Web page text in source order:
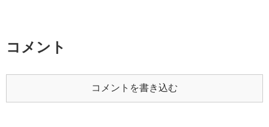
780】からお借りしました。あ
りがとうございました！
コメント
コメントを書き込む